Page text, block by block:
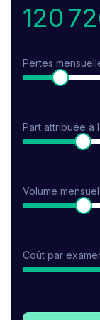
120
Pertes
Part attribuée à
Volume
Coût par